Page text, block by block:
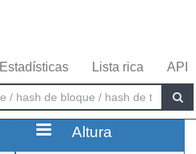
Estadísticas Lista rica API
Altura